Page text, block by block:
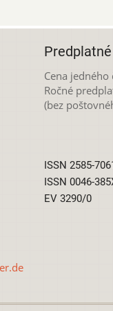
Cena jedného
Ročné
(bez
ISSN 2585-
ISSN 0046-
EV 3290/0